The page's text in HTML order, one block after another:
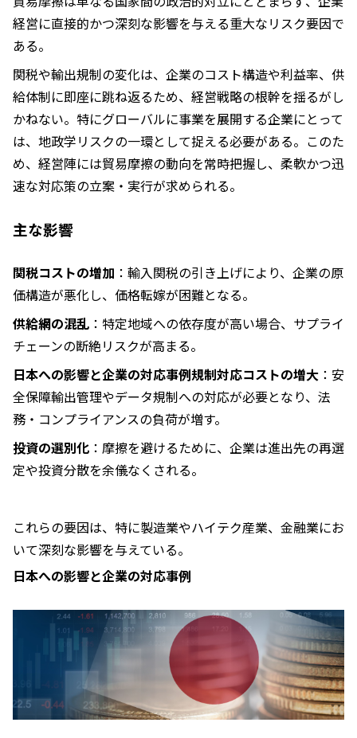
経営に直接的かつ深刻な影響を与える重大なリスク要因で
ある。
関税や輸出規制の変化は、企業のコスト構造や利益率、供
給体制に即座に跳ね返るため、経営戦略の根幹を揺るがし
かねない。特にグローバルに事業を展開する企業にとって
は、地政学リスクの一環として捉える必要がある。このた
め、経営陣には貿易摩擦の動向を常時把握し、柔軟かつ迅
速な対応策の立案・実行が求められる。
主な影響
関税コストの増加 ：輸入関税の引き上げにより、企業の原
価構造が悪化し、価格転嫁が困難となる。
供給網の混乱 ：特定地域への依存度が高い場合、サプライ
チェーンの断絶リスクが高まる。
日本への影響と企業の対応事例規制対応コストの増大 ：安
全保障輸出管理やデータ規制への対応が必要となり、法
務・コンプライアンスの負荷が増す。
投資の選別化 ：摩擦を避けるために、企業は進出先の再選
定や投資分散を余儀なくされる。
これらの要因は、特に製造業やハイテク産業、金融業にお
いて深刻な影響を与えている。
日本への影響と企業の対応事例